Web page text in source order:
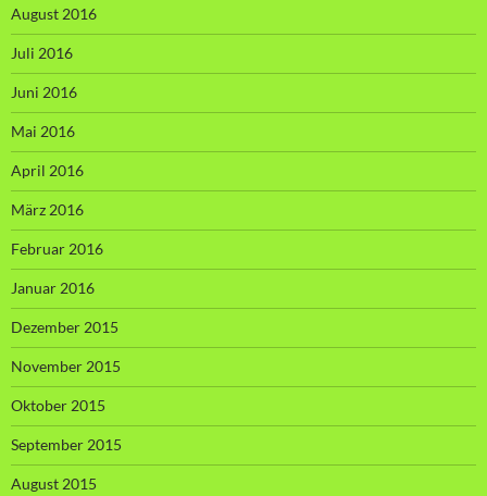
August 2016
Juli 2016
Juni 2016
Mai 2016
April 2016
März 2016
Februar 2016
Januar 2016
Dezember 2015
November 2015
Oktober 2015
September 2015
August 2015